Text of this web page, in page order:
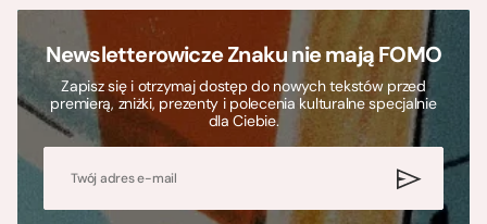
Newsletterowicze Znaku nie mają FOMO
Zapisz się i otrzymaj dostęp do nowych tekstów przed
premierą, zniżki, prezenty i polecenia kulturalne specjalnie
dla Ciebie.